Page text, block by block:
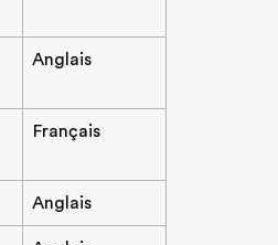
Anglais
Français
Anglais